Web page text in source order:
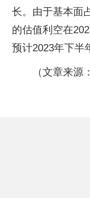
长。由于基本面
的估值利空在
预计2023年下半
（文章来源